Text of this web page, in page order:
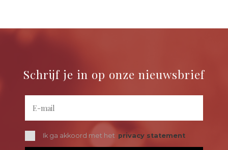
Schrijf je in op onze nieuwsbrief
Ik ga akkoord met het privacy statement